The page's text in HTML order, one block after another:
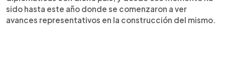
sido hasta este año donde se comenzaron a ver
avances representativos en la construcción del mismo.